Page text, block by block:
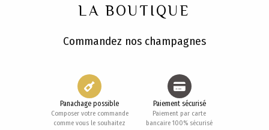
LA BOUTIQUE
Commandez nos champagnes
Panachage possible
Composer votre commande
comme vous le souhaitez
Paiement sécurisé
Paiement par carte
bancaire 100% sécurisé